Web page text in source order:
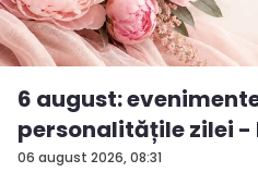
06 august 2026, 08:31
6 august:
personalitățile zilei -